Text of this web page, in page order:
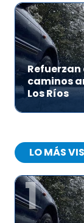
caminos
Los Ríos
LO MÁS
1